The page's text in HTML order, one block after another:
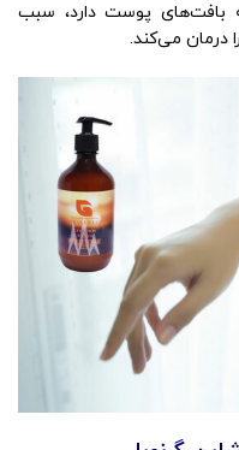
بافت‌های پوست دارد، سبب
درمان می‌کند.